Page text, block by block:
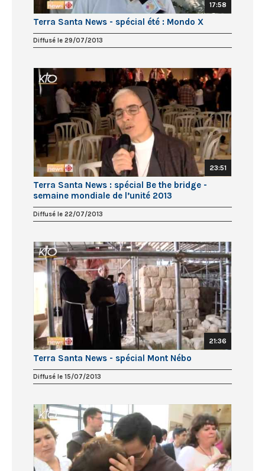
17:58
Terra Santa News - spécial été : Mondo X
Diffusé le 29/07/2013
23:51
Terra Santa News : spécial Be the bridge -
semaine mondiale de l’unité 2013
Diffusé le 22/07/2013
21:36
Terra Santa News - spécial Mont Nébo
Diffusé le 15/07/2013